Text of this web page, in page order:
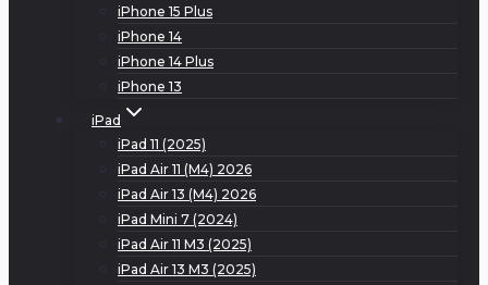
iPhone 15 Plus
iPhone 14
iPhone 14 Plus
iPhone 13
iPad
iPad 11 (2025)
iPad Air 11 (M4) 2026
iPad Air 13 (M4) 2026
iPad Mini 7 (2024)
iPad Air 11 M3 (2025)
iPad Air 13 M3 (2025)